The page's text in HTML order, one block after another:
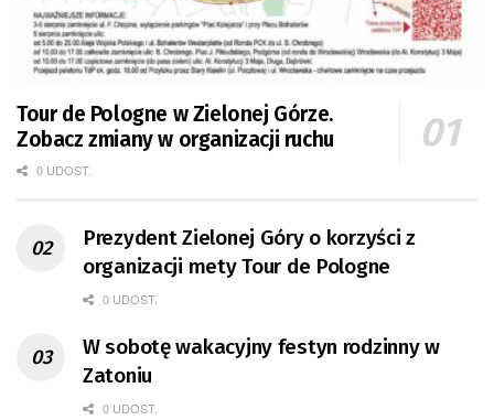
Tour de Pologne w Zielonej Górze.
Zobacz zmiany w organizacji ruchu
0 UDOST.
Prezydent Zielonej Góry o korzyści z
organizacji mety Tour de Pologne
0 UDOST.
W sobotę wakacyjny festyn rodzinny w
Zatoniu
0 UDOST.